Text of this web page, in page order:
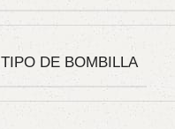
TIPO DE BOMBILLA